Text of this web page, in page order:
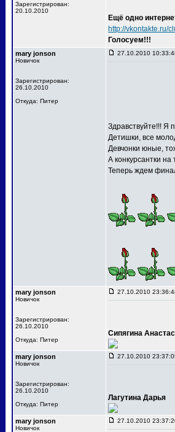
Зарегистрирован:
20.10.2010
Ещё одно
http://vkontakte.ru/
Голосуем!!!
mary jonson
Новичок
Зарегистрирован:
26.10.2010
Откуда: Питер
27.10.2010
Здравствуйте!!! Я
Детишки, все
Девчонки юные,
А конкурсантки
Теперь ждем
mary jonson
Новичок
Зарегистрирован:
26.10.2010
Откуда: Питер
27.10.2010
Сипягина
mary jonson
Новичок
Зарегистрирован:
26.10.2010
Откуда: Питер
27.10.2010
Лагутина Дарья
mary jonson
Новичок
27.10.2010